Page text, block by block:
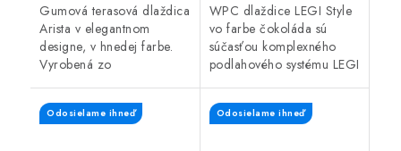
Gumová terasová dlaždica
Arista v elegantnom
designe, v hnedej farbe.
Vyrobená zo
a polypropylénu, čo
zaručuje vysokú odolnosť
WPC dlaždice LEGI Style
vo farbe čokoláda sú
súčasťou komplexného
podlahového systému LEGI
exteriérovú podlahovú
krytinu. Majú veľmi
Odosielame ihneď Odosielame ihneď